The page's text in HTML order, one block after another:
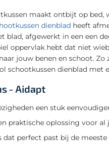
maakt ontbijt op bed,
dienblad heeft
blad, afgewerkt in een een
oppervlak hebt dat niet
jouw benen en schoot.
schootkussen dienblad met
- Aidapt
een stuk
praktische oplossing voor
perfect past bij de